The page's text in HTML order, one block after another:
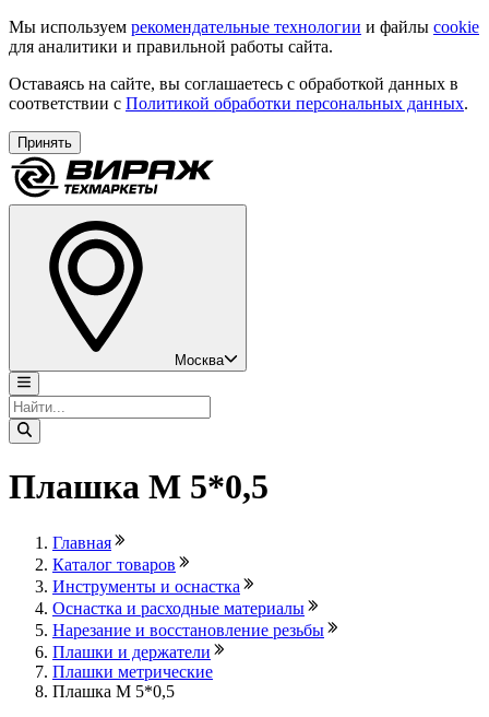
Мы используем рекомендательные технологии и файлы cookie
для аналитики и правильной работы сайта.
Оставаясь на сайте, вы соглашаетесь с обработкой данных в
соответствии с Политикой обработки персональных данных.
Принять
Москва
Плашка М 5*0,5
Главная
Каталог товаров
Инструменты и оснастка
Оснастка и расходные материалы
Нарезание и восстановление резьбы
Плашки и держатели
Плашки метрические
Плашка М 5*0,5